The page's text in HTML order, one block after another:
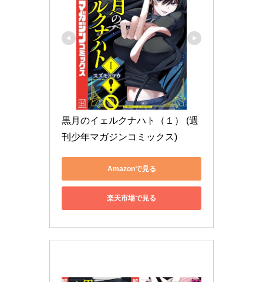
黒月のイェルクナハト（１） (週
刊少年マガジンコミックス)
Amazonで見る
楽天市場で見る